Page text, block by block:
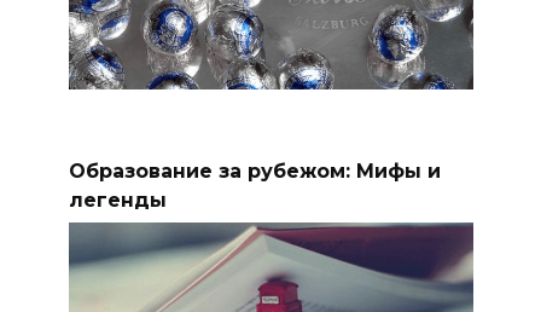
Образование за рубежом: Мифы и
легенды